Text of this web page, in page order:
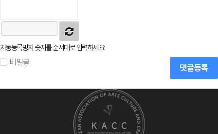
자동등록방지 숫자를 순서대로 입력하세요.
비밀글
댓글등록